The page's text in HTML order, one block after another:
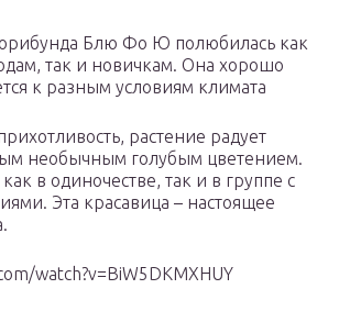
Блю Фо Ю полюбилась как
так и новичкам. Она хорошо
к разным условиям климата
растение радует
необычным голубым цветением.
в одиночестве, так и в группе с
Эта красавица – настоящее
watch?v=BiW5DKMXHUY